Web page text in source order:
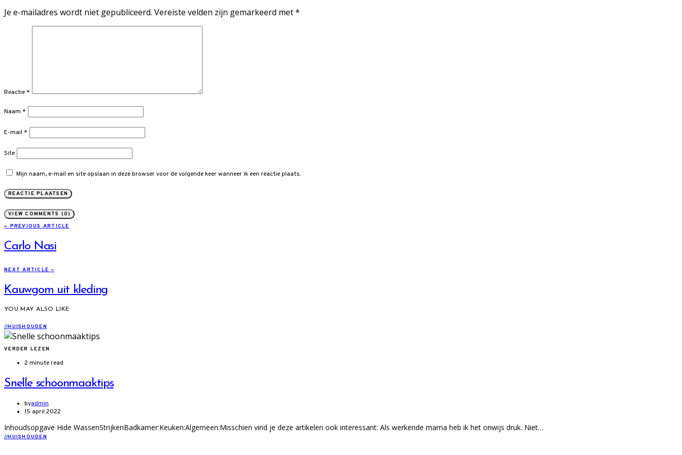
Je e-mailadres wordt niet gepubliceerd. Vereiste velden zijn gemarkeerd met*
Reactie *
Naam *
E-mail *
Site
Mijn naam, e-mail en site opslaan in deze browser voor de volgende keer wanneer ik een reactie plaats.
VIEW COMMENTS (0)
— PREVIOUS ARTICLE
Carlo Nasi
NEXT ARTICLE —
Kauwgom uit kleding
YOU MAY ALSO LIKE
HHUISHOUDEN
VERDER LEZEN
2 minute read
Snelle schoonmaaktips
byadmin
15 april 2022
Inhoudsopgave Hide WassenStrijkenBadkamer:Keuken:Algemeen:Misschien vind je deze artikelen ook interessant: Als werkende mama heb ik het onwijs druk. Niet…
HHUISHOUDEN